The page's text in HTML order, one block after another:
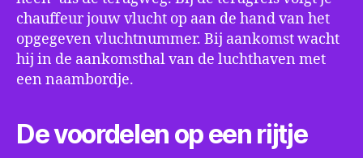
chauffeur jouw vlucht op aan de hand van het
opgegeven vluchtnummer. Bij aankomst wacht
hij in de aankomsthal van de luchthaven met
een naambordje.
De voordelen op een rijtje